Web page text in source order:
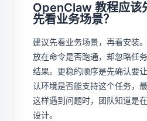
OpenClaw 教程应该
先看业务场景？
建议先看业务场景，再看安装
放在命令是否跑通，却忽略任
结果。更稳的顺序是先确认要
认环境是否能支持这个任务，
这样遇到问题时，团队知道是
设计。